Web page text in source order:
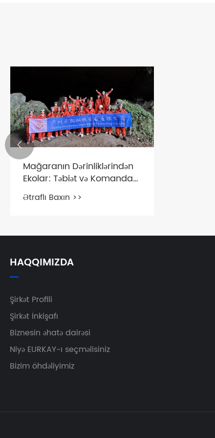
Mağaranın Dərinliklərindən
Ekolar: Təbiət və Komanda
üzvləri ilə Qarşılıqlı Görüş
Ətraflı Baxın >>

HAQQIMIZDA
Şirkət Profili
Şirkət İnkişafı
Biznesin əhatə dairəsi
Niyə EURKAY-ı seçməlisiniz
Bizim öhdəliyimiz